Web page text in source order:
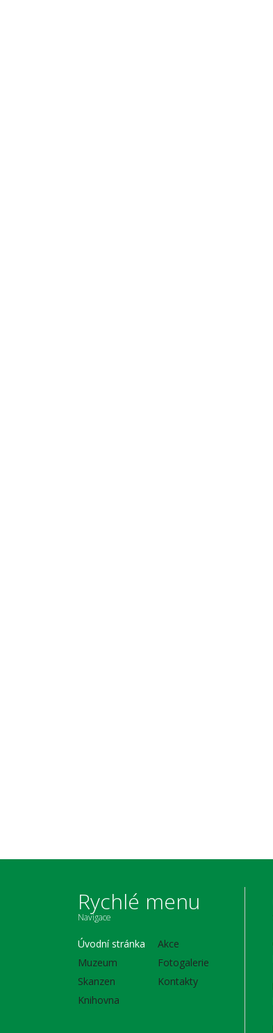
Rychlé menu
Navigace
Úvodní stránka
Muzeum
Skanzen
Knihovna
Akce
Fotogalerie
Kontakty